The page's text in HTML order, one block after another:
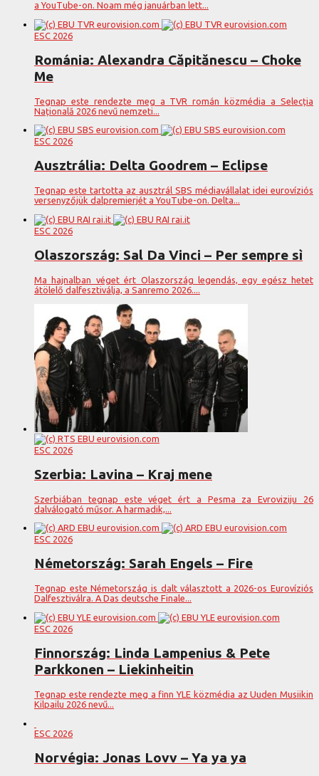
a YouTube-on. Noam még januárban lett...
ESC 2026
Románia: Alexandra Căpitănescu – Choke
Me
Tegnap este rendezte meg a TVR román közmédia a Selecția
Națională 2026 nevű nemzeti...
ESC 2026
Ausztrália: Delta Goodrem – Eclipse
Tegnap este tartotta az ausztrál SBS médiavállalat idei eurovíziós
versenyzőjük dalpremierjét a YouTube-on. Delta...
ESC 2026
Olaszország: Sal Da Vinci – Per sempre sì
Ma hajnalban véget ért Olaszország legendás, egy egész hetet
átölelő dalfesztiválja, a Sanremo 2026....
ESC 2026
Szerbia: Lavina – Kraj mene
Szerbiában tegnap este véget ért a Pesma za Evroviziju 26
dalválogató műsor. A harmadik,...
ESC 2026
Németország: Sarah Engels – Fire
Tegnap este Németország is dalt választott a 2026-os Eurovíziós
Dalfesztiválra. A Das deutsche Finale...
ESC 2026
Finnország: Linda Lampenius & Pete
Parkkonen – Liekinheitin
Tegnap este rendezte meg a finn YLE közmédia az Uuden Musiikin
Kilpailu 2026 nevű...
ESC 2026
Norvégia: Jonas Lovv – Ya ya ya